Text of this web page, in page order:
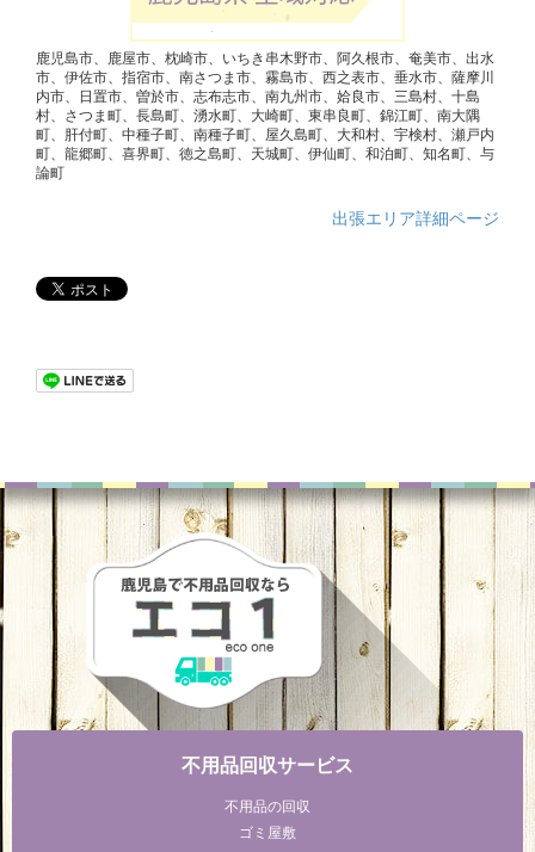
鹿児島市、鹿屋市、枕崎市、いちき串木野市、阿久根市、奄美市、出水
市、伊佐市、指宿市、南さつま市、霧島市、西之表市、垂水市、薩摩川
内市、日置市、曽於市、志布志市、南九州市、姶良市、三島村、十島
村、さつま町、長島町、湧水町、大崎町、東串良町、錦江町、南大隅
町、肝付町、中種子町、南種子町、屋久島町、大和村、宇検村、瀬戸内
町、龍郷町、喜界町、徳之島町、天城町、伊仙町、和泊町、知名町、与
論町
出張エリア詳細ページ
不用品回収サービス
不用品の回収
ゴミ屋敷